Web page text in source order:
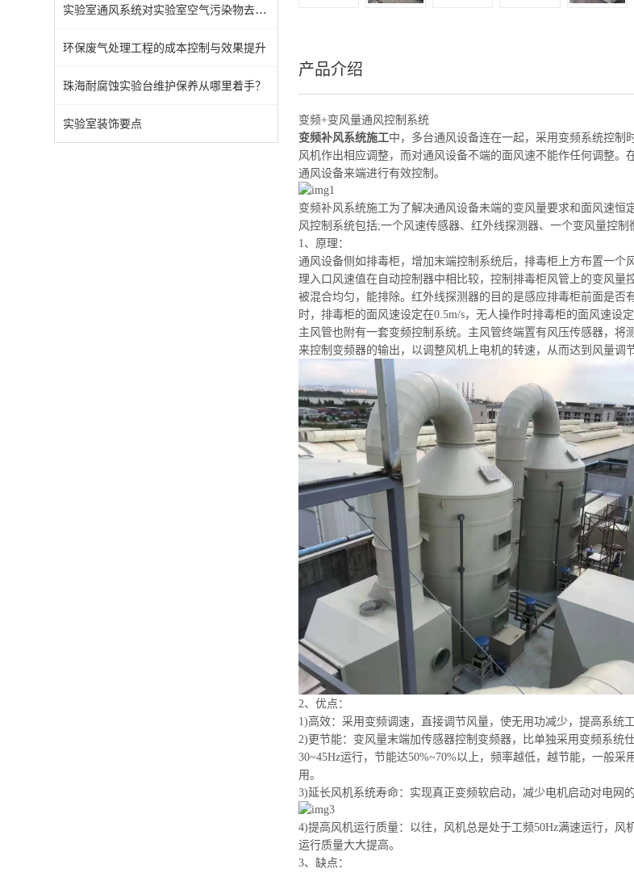
实验室通风系统对实验室空气污染物去除效率的影响
环保废气处理工程的成本控制与效果提升
珠海耐腐蚀实验台维护保养从哪里着手？
实验室装饰要点
产品介绍
变频+变风量通风控制系统
变频补风系统施工中，多台通风设备连在一起，采用变频系统控制
风机作出相应调整，而对通风设备不端的面风速不能作任何调整
通风设备来端进行有效控制。
变频补风系统施工为了解决通风设备未端的变风量要求和面风速恒
风控制系统包括;一个风速传感器、红外线探测器、一个变风量控制
1、原理：
通风设备侧如排毒柜，增加末端控制系统后，排毒柜上方布置一
理入口风速值在自动控制器中相比较，控制排毒柜风管上的变风
被混合均匀，能排除。红外线探测器的目的是感应排毒柜前面是
时，排毒柜的面风速设定在0.5m/s，无人操作时排毒柜的面风速设定
主风管也附有一套变频控制系统。主风管终端置有风压传感器，
来控制变频器的输出，以调整风机上电机的转速，从而达到风量调
2、优点：
1)高效：采用变频调速，直接调节风量，使无用功减少，提高系统工
2)更节能：变风量末端加传感器控制变频器，比单独采用变频系统
30~45Hz运行，节能达50%~70%以上，频率越低，越节能，一般
用。
3)延长风机系统寿命：实现真正变频软启动，减少电机启动对电网
4)提高风机运行质量：以往，风机总是处于工频50Hz满速运行，
运行质量大大提高。
3、缺点：